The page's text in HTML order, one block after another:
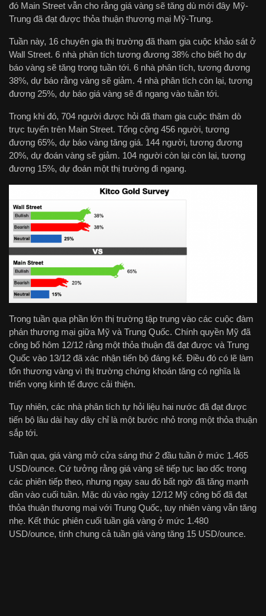
đó Main Street vẫn cho rằng giá vàng sẽ tăng dù mới đây Mỹ-
Trung đã đạt được thỏa thuận thương mại Mỹ-Trung.
Tuần này, 16 chuyên gia thị trường đã tham gia cuộc khảo sát ở
Wall Street. 6 nhà phân tích tương đương 38% cho biết họ dự
báo vàng sẽ tăng trong tuần tới. 6 nhà phân tích, tương đương
38%, dự báo rằng vàng sẽ giảm. 4 nhà phân tích còn lại, tương
đương 25%, dự báo ​​giá vàng sẽ đi ngang vào tuần tới.
Trong khi đó, 704 người được hỏi đã tham gia cuộc thăm dò
trực tuyến trên Main Street. Tổng cộng 456 người, tương
đương 65%, dự báo vàng tăng giá. 144 người, tương đương
20%, dự đoán vàng sẽ giảm. 104 người còn lại còn lại, tương
đương 15%, dự đoán một thị trường đi ngang.
Trong tuần qua phần lớn thị trường tập trung vào các cuộc đàm
phán thương mại giữa Mỹ và Trung Quốc. Chính quyền Mỹ đã
công bố hôm 12/12 rằng một thỏa thuận đã đạt được và Trung
Quốc vào 13/12 đã xác nhận tiến bộ đáng kể. Điều đó có lẽ làm
tổn thương vàng vì thị trường chứng khoán tăng có nghĩa là
triển vọng kinh tế được cải thiện.
Tuy nhiên, các nhà phân tích tự hỏi liệu hai nước đã đạt được
tiến bộ lâu dài hay dây chỉ là một bước nhỏ trong một thỏa thuận
sắp tới.
Tuần qua, giá vàng mở cửa sáng thứ 2 đầu tuần ở mức 1.465
USD/ounce. Cứ tưởng rằng giá vàng sẽ tiếp tục lao dốc trong
các phiên tiếp theo, nhưng ngay sau đó bất ngờ đã tăng mạnh
dần vào cuối tuần. Mặc dù vào ngày 12/12 Mỹ công bố đã đạt
thỏa thuận thương mại với Trung Quốc, tuy nhiên vàng vẫn tăng
nhẹ. Kết thúc phiên cuối tuần giá vàng ở mức 1.480
USD/ounce, tính chung cả tuần giá vàng tăng 15 USD/ounce.